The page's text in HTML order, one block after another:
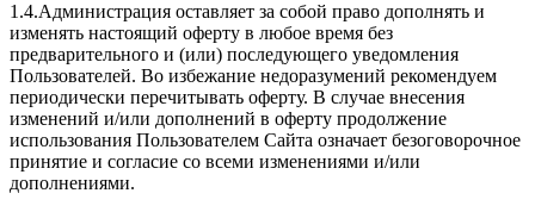
1.4.Администрация оставляет за собой право дополнять и
изменять настоящий оферту в любое время без
предварительного и (или) последующего уведомления
Пользователей. Во избежание недоразумений рекомендуем
периодически перечитывать оферту. В случае внесения
изменений и/или дополнений в оферту продолжение
использования Пользователем Сайта означает безоговорочное
принятие и согласие со всеми изменениями и/или
дополнениями.